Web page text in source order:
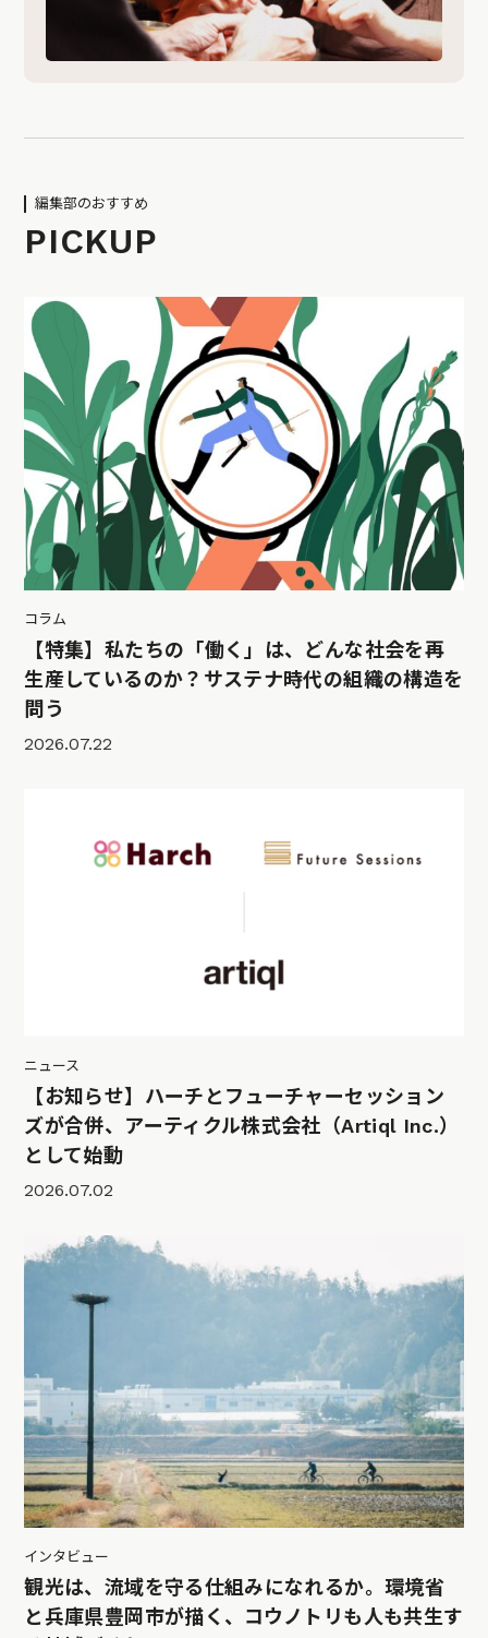
編集部のおすすめ
PICKUP
コラム
【特集】私たちの「働く」は、どんな社会を再
生産しているのか？サステナ時代の組織の構造を
問う
2026.07.22
ニュース
【お知らせ】ハーチとフューチャーセッション
ズが合併、アーティクル株式会社（Artiql Inc.）
として始動
2026.07.02
インタビュー
観光は、流域を守る仕組みになれるか。環境省
と兵庫県豊岡市が描く、コウノトリも人も共生す